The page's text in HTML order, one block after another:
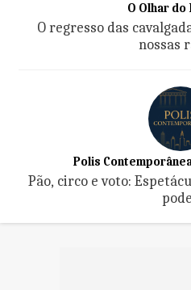
O Olhar
O regresso das
nossas
Polis
Pão, circo e voto: